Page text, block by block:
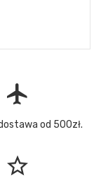
flight
od 500zł.
star_border